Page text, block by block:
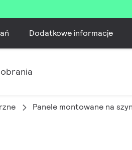
Dodatkowe informacje
Panele montowane na